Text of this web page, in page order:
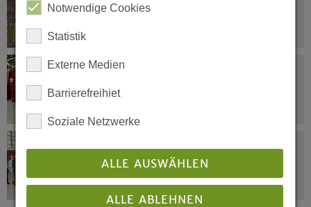
Kita-Finanzierung reicht trotz neuem
26.09.2019
Buddhisten für Frieden und
Ein feiner Blick für Menschen, ihre
Notwendige Cookies
Statistik
Externe Medien
Barrierefreihiet
Soziale Netzwerke
ALLE AUSWÄHLEN
ALLE ABLEHNEN